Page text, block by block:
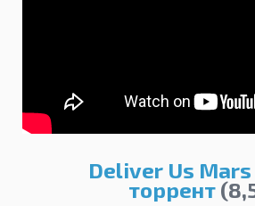
Deliver Us Mars
торрент